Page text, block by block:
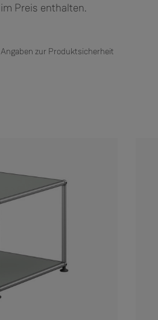
im Preis enthalten.
Angaben zur Produktsicherheit